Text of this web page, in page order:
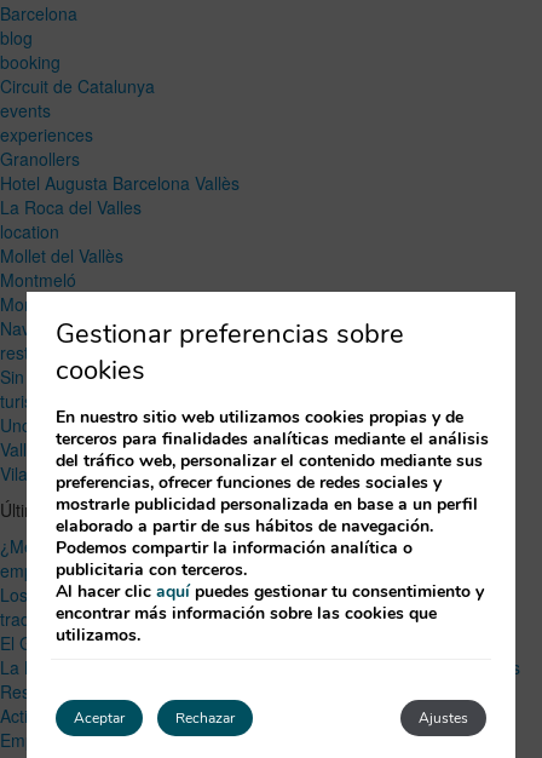
Barcelona
blog
booking
Circuit de Catalunya
events
experiences
Granollers
Hotel Augusta Barcelona Vallès
La Roca del Valles
location
Mollet del Vallès
Montmeló
Montornés del Vallès
Navidad
restaurant
Sin categoría
turism
Uncategorized
Vallés Oriental
Vilanova del Vallès
Últimos Post
¿Menú finger o menú sentado? Cómo elegir bien en un evento de
empresa
Los mejores productos locales del Vallès Oriental: sabores y
tradiciones de la región
El Gran Premio de España: velocidad y emoción en Montmeló
La Marató de TV3 2024: Apoyo a la Investigación en Enfermedades
Respiratorias
Actividades de Fin de Año para Empresas: Más que Cenas de
Empresa
Gestionar preferencias sobre
cookies
En nuestro sitio web utilizamos cookies propias y de
terceros para finalidades analíticas mediante el análisis
del tráfico web, personalizar el contenido mediante sus
preferencias, ofrecer funciones de redes sociales y
mostrarle publicidad personalizada en base a un perfil
elaborado a partir de sus hábitos de navegación.
Podemos compartir la información analítica o
publicitaria con terceros.
Al hacer clicaquípuedes gestionar tu consentimiento y
encontrar más información sobre las cookies que
utilizamos.
Aceptar Ajustes
Rechazar